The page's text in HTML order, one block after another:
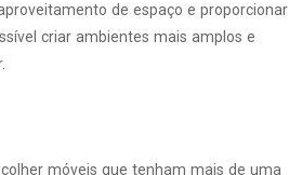
de espaço e proporcionar
criar ambientes mais amplos e
móveis que tenham mais de uma